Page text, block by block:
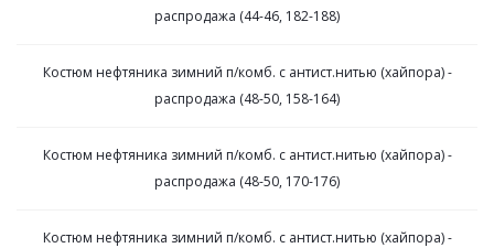
распродажа (44-46, 182-188)
Костюм нефтяника зимний п/комб. с антист.нитью (хайпора) -
распродажа (48-50, 158-164)
Костюм нефтяника зимний п/комб. с антист.нитью (хайпора) -
распродажа (48-50, 170-176)
Костюм нефтяника зимний п/комб. с антист.нитью (хайпора) -